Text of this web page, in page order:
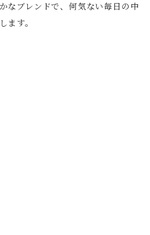
なブレンドで、何気ない毎日の中
ます。